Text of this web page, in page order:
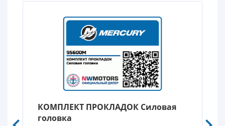
КОМПЛЕКТ ПРОКЛАДОК Силовая
головка